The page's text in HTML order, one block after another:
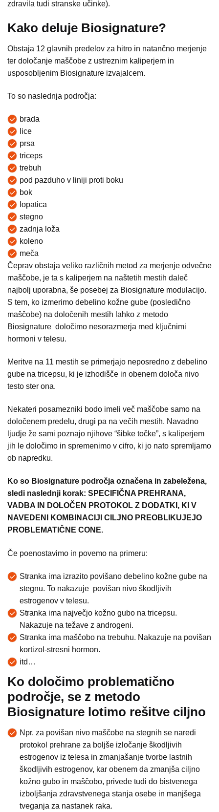
zdravila tudi stranske učinke).
Kako deluje Biosignature?
Obstaja 12 glavnih predelov za hitro in natančno merjenje
ter določanje maščobe z ustreznim kaliperjem in
usposobljenim Biosignature izvajalcem.
To so naslednja področja:
brada
lice
prsa
triceps
trebuh
pod pazduho v liniji proti boku
bok
lopatica
stegno
zadnja loža
koleno
meča
Čeprav obstaja veliko različnih metod za merjenje odvečne
maščobe, je ta s kaliperjem na naštetih mestih daleč
najbolj uporabna, še posebej za Biosignature modulacijo.
S tem, ko izmerimo debelino kožne gube (posledično
maščobe) na določenih mestih lahko z metodo
Biosignature določimo nesorazmerja med ključnimi
hormoni v telesu.
Meritve na 11 mestih se primerjajo neposredno z debelino
gube na tricepsu, ki je izhodišče in obenem določa nivo
testo ster ona.
Nekateri posamezniki bodo imeli več maščobe samo na
določenem predelu, drugi pa na večih mestih. Navadno
ljudje že sami poznajo njihove “šibke točke”, s kaliperjem
jih le določimo in spremenimo v cifro, ki jo nato spremljamo
ob napredku.
Ko so Biosignature področja označena in zabeležena,
sledi naslednji korak: SPECIFIČNA PREHRANA,
VADBA IN DOLOČEN PROTOKOL Z DODATKI, KI V
NAVEDENI KOMBINACIJI CILJNO PREOBLIKUJEJO
PROBLEMATIČNE CONE.
Če poenostavimo in povemo na primeru:
Stranka ima izrazito povišano debelino kožne gube na
stegnu. To nakazuje povišan nivo škodljivih
estrogenov v telesu.
Stranka ima največjo kožno gubo na tricepsu.
Nakazuje na težave z androgeni.
Stranka ima maščobo na trebuhu. Nakazuje na povišan
kortizol-stresni hormon.
itd…
Ko določimo problematično
področje, se z metodo
Biosignature lotimo rešitve ciljno
Npr. za povišan nivo maščobe na stegnih se naredi
protokol prehrane za boljše izločanje škodljivih
estrogenov iz telesa in zmanjašanje tvorbe lastnih
škodljivih estrogenov, kar obenem da zmanjša ciljno
kožno gubo in maščobo, privede tudi do bistvenega
izboljšanja zdravstvenega stanja osebe in manjšega
tveganja za nastanek raka.